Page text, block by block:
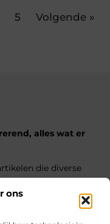
ons
5 Volgende »
alles wat er
die diverse
leven belichten.